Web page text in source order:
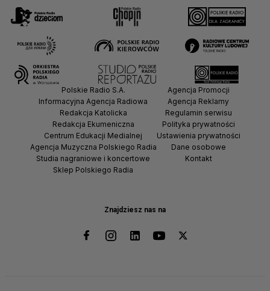
Znajdziesz nas na
Polskie Radio S.A.
Informacyjna Agencja Radiowa
Redakcja Katolicka
Redakcja Ekumeniczna
Centrum Edukacji Medialnej
Agencja Muzyczna Polskiego Radia
Studia nagraniowe i koncertowe
Sklep Polskiego Radia
Agencja Promocji
Agencja Reklamy
Regulamin serwisu
Polityka prywatności
Ustawienia prywatności
Dane osobowe
Kontakt